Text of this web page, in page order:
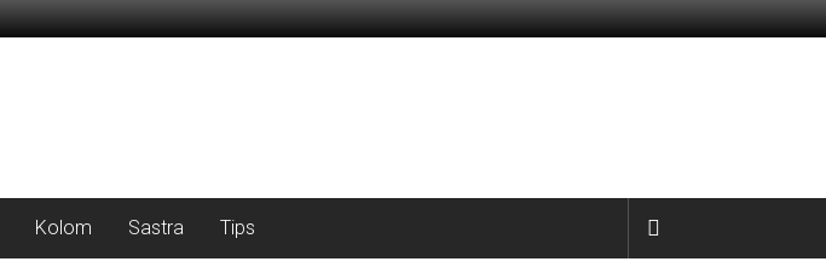
Kolom Sastra Tips